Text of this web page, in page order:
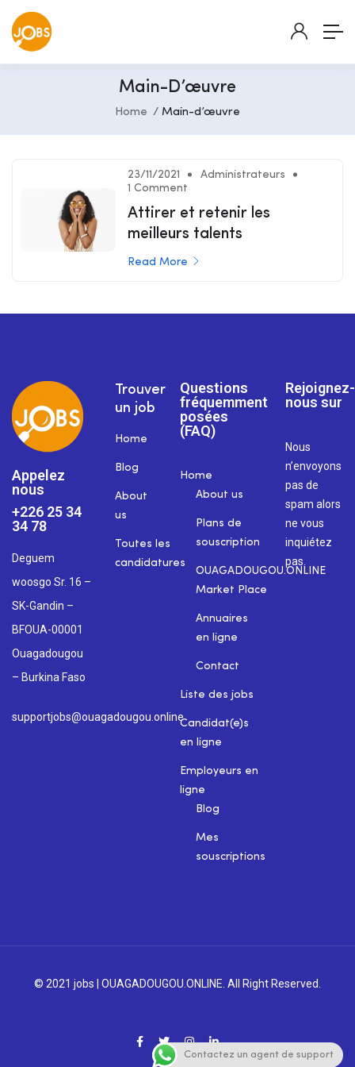
Main-D’œuvre
Home Main-d’œuvre
23/11/2021
Administrateurs
1 Comment
Attirer et retenir les
meilleurs talents
Read More
Appelez
nous
+226 25 34
34 78
Deguem
woosgo Sr. 16 –
SK-Gandin –
BFOUA-00001
Ouagadougou
– Burkina Faso
supportjobs@ouagadougou.online
Trouver
un job
Home
Blog
About
us
Toutes les
candidatures
Questions
fréquemment
posées
(FAQ)
Home
About us
Plans de
souscription
OUAGADOUGOU.ONLINE
Market Place
Annuaires
en ligne
Contact
Liste des jobs
Candidat(e)s
en ligne
Employeurs en
ligne
Blog
Mes
souscriptions
Rejoignez-
nous sur
Nous
n’envoyons
pas de
spam alors
ne vous
inquiétez
pas.
© 2021 jobs | OUAGADOUGOU.ONLINE. All Right Reserved.
Contactez un agent de support